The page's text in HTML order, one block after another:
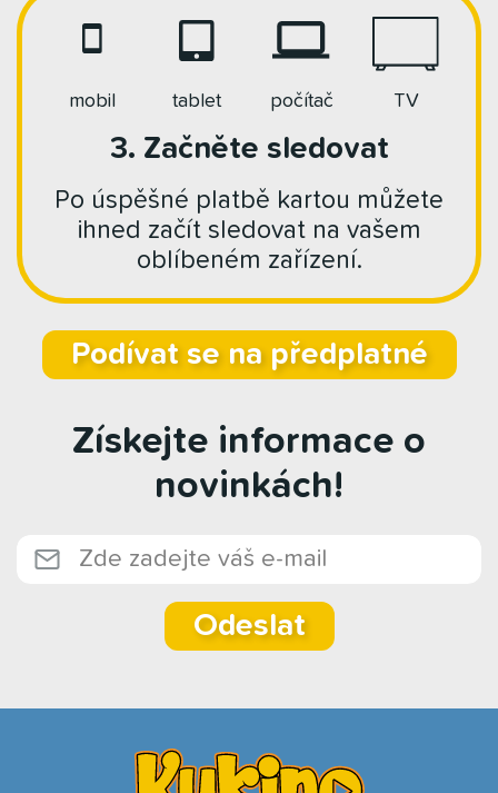
mobil tablet počítač TV
3. Začněte sledovat
Po úspěšné platbě kartou můžete
ihned začít sledovat na vašem
oblíbeném zařízení.
Podívat se na předplatné
Získejte informace o
novinkách!
Odeslat